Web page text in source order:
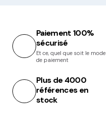
Paiement 100%
sécurisé
Et ce, quel que soit le mode
de paiement
Plus de 4000
références en
stock